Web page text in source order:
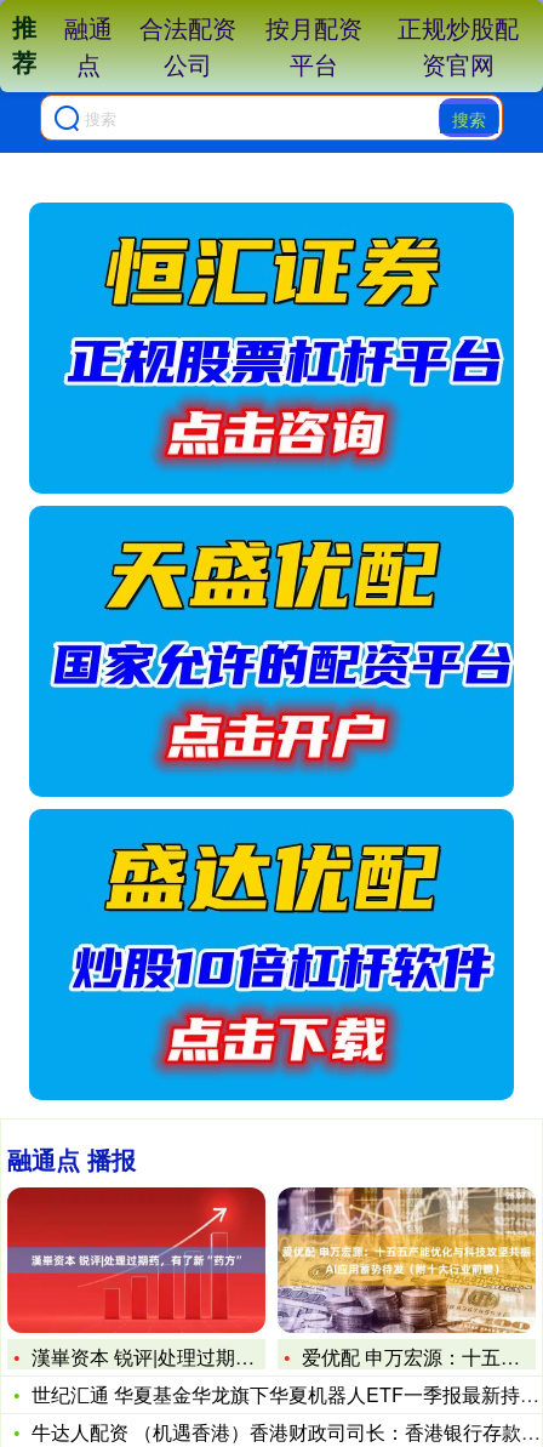
搜索
融通点 播报
漢崋资本 锐评|处理过期药，有了新“药方”
爱优配 申万宏源：十五五产能优化与科技攻坚共振，AI应用蓄势
世纪汇通 华夏基金华龙旗下华夏机器人ETF一季报最新持仓，重
牛达人配资 （机遇香港）香港财政司司长：香港银行存款总额今年
推
荐
融通
点
合法配资
公司
按月配资
平台
正规炒股配
资官网